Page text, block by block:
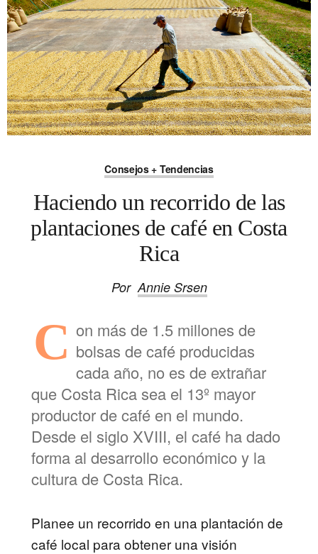
Consejos + Tendencias
Haciendo un recorrido de las
plantaciones de café en Costa
Rica
Por Annie Srsen
C on más de 1.5 millones de
bolsas de café producidas
cada año, no es de extrañar
que Costa Rica sea el 13º mayor
productor de café en el mundo.
Desde el siglo XVIII, el café ha dado
forma al desarrollo económico y la
cultura de Costa Rica.
Planee un recorrido en una plantación de
café local para obtener una visión